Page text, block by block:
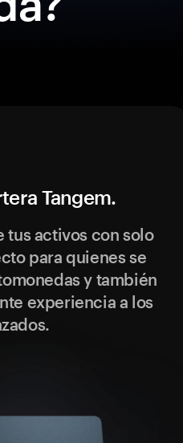
Tangem.
tus activos con solo
para quienes se
y también
experiencia a los